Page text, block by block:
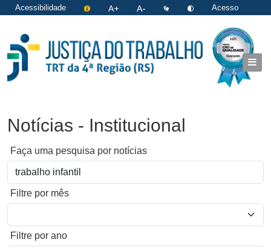
Acessibilidade
Acesso
Notícias - Institucional
Faça uma pesquisa por notícias
Filtre por mês
Filtre por ano